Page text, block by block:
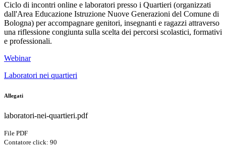
Ciclo di incontri online e laboratori presso i Quartieri (organizzati
dall'Area Educazione Istruzione Nuove Generazioni del Comune di
Bologna) per accompagnare genitori, insegnanti e ragazzi attraverso
una riflessione congiunta sulla scelta dei percorsi scolastici, formativi
e professionali.
Webinar
Laboratori nei quartieri
Allegati
laboratori-nei-quartieri.pdf
File PDF
Contatore click: 90